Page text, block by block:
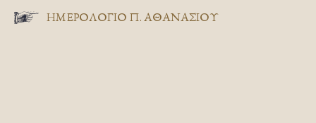
ΗΜΕΡΟΛΟΓΙΟ Π. ΑΘΑΝΑΣΙΟΥ